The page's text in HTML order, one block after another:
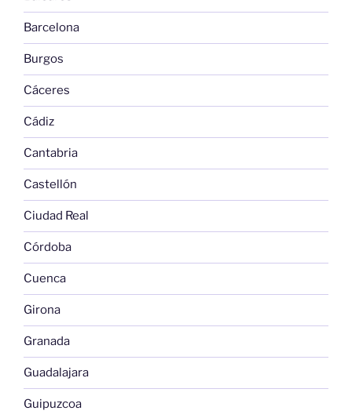
Barcelona
Burgos
Cáceres
Cádiz
Cantabria
Castellón
Ciudad Real
Córdoba
Cuenca
Girona
Granada
Guadalajara
Guipuzcoa